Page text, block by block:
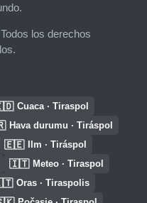
los derechos
Cuaca · Tiraspol
Hava durumu · Tiráspol
🇪🇪 Ilm · Tiráspol
🇮🇹 Meteo · Tiraspol
Oras · Tiraspolis